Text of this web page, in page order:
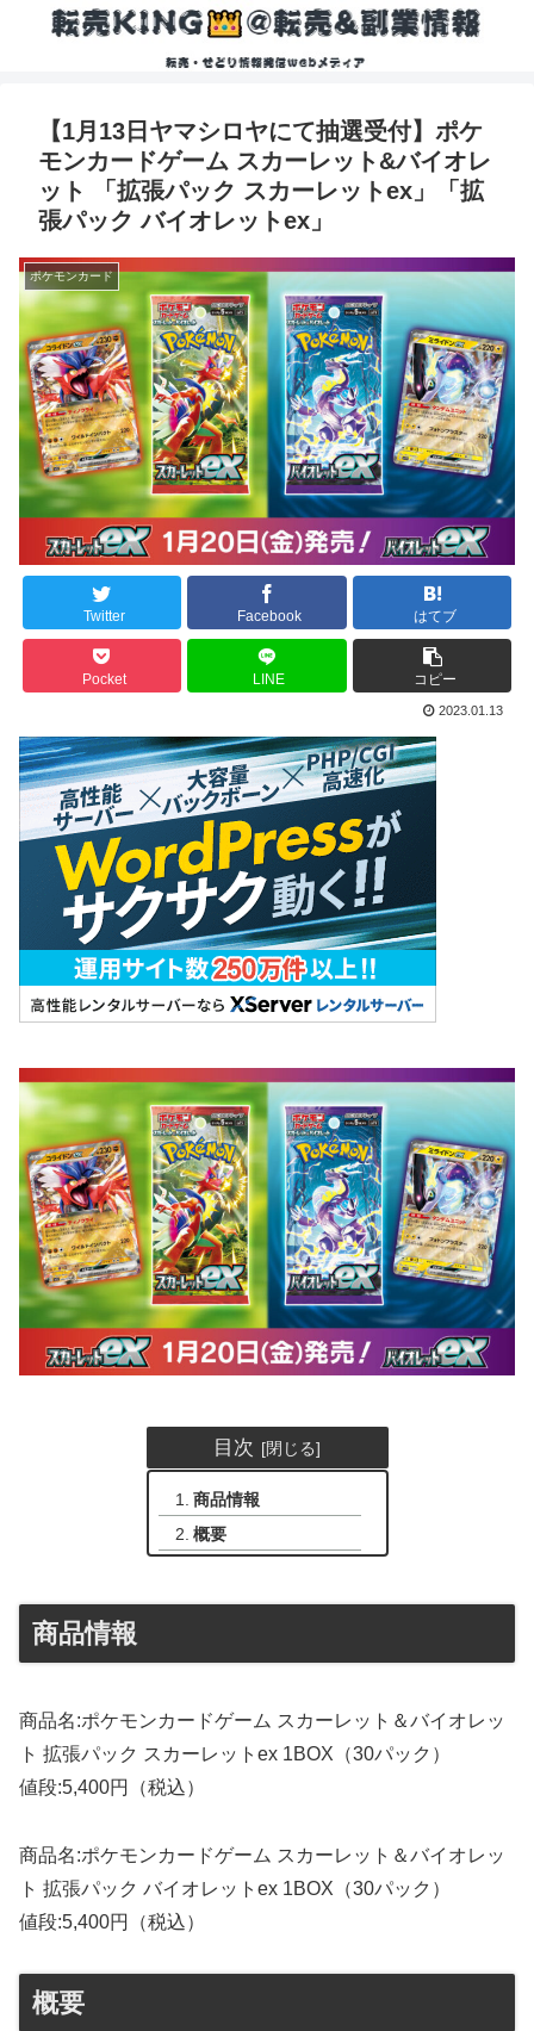
【1月13日ヤマシロヤにて抽選受付】ポケ
モンカードゲーム スカーレット&バイオレ
ット 「拡張パック スカーレットex」「拡
張パック バイオレットex」
ポケモンカード
Twitter Facebook はてブ
Pocket LINE コピー
2023.01.13
目次
商品情報
概要
商品情報
商品名:ポケモンカードゲーム スカーレット＆バイオレッ
ト 拡張パック スカーレットex 1BOX（30パック）
値段:5,400円（税込）
商品名:ポケモンカードゲーム スカーレット＆バイオレッ
ト 拡張パック バイオレットex 1BOX（30パック）
値段:5,400円（税込）
概要